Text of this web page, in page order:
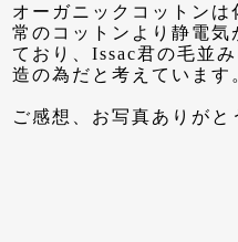
オーガニックコットンは
常のコットンより静電気
ており、Issac君の毛並
造の為だと考えています
ご感想、お写真ありがと